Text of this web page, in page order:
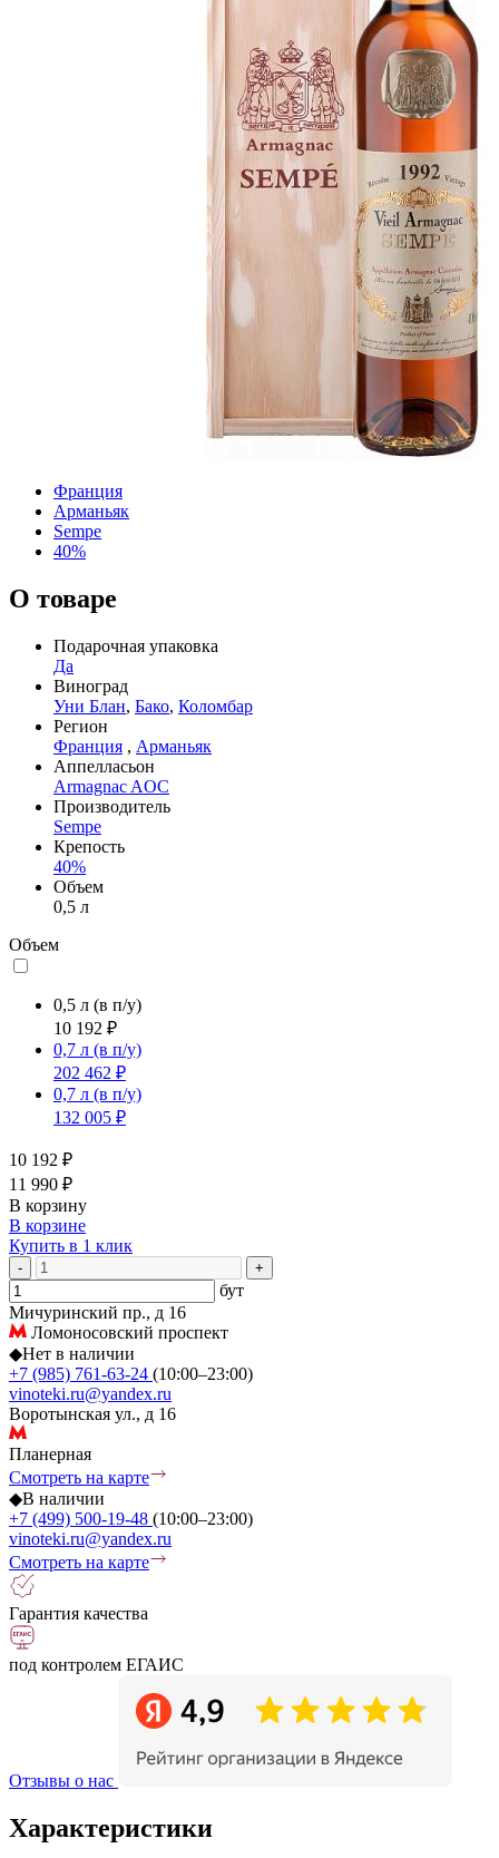
Франция
Арманьяк
Sempe
40%
О товаре
Подарочная упаковка
Да
Виноград
Уни Блан, Бако, Коломбар
Регион
Франция , Арманьяк
Аппелласьон
Armagnac AOC
Производитель
Sempe
Крепость
40%
Объем
0,5 л
Объем
0,5 л (в п/у)
10 192 ₽
0,7 л (в п/у)
202 462 ₽
0,7 л (в п/у)
132 005 ₽
10 192 ₽
11 990 ₽
В корзину
В корзине
Купить в 1 клик
- +
бут
Мичуринский пр., д 16
Ломоносовский проспект
◆Нет в наличии
+7 (985) 761-63-24 (10:00–23:00)
vinoteki.ru@yandex.ru
Воротынская ул., д 16
Планерная
Смотреть на карте
◆В наличии
+7 (499) 500-19-48 (10:00–23:00)
vinoteki.ru@yandex.ru
Смотреть на карте
Гарантия качества
под контролем ЕГАИС
Отзывы о нас
Характеристики